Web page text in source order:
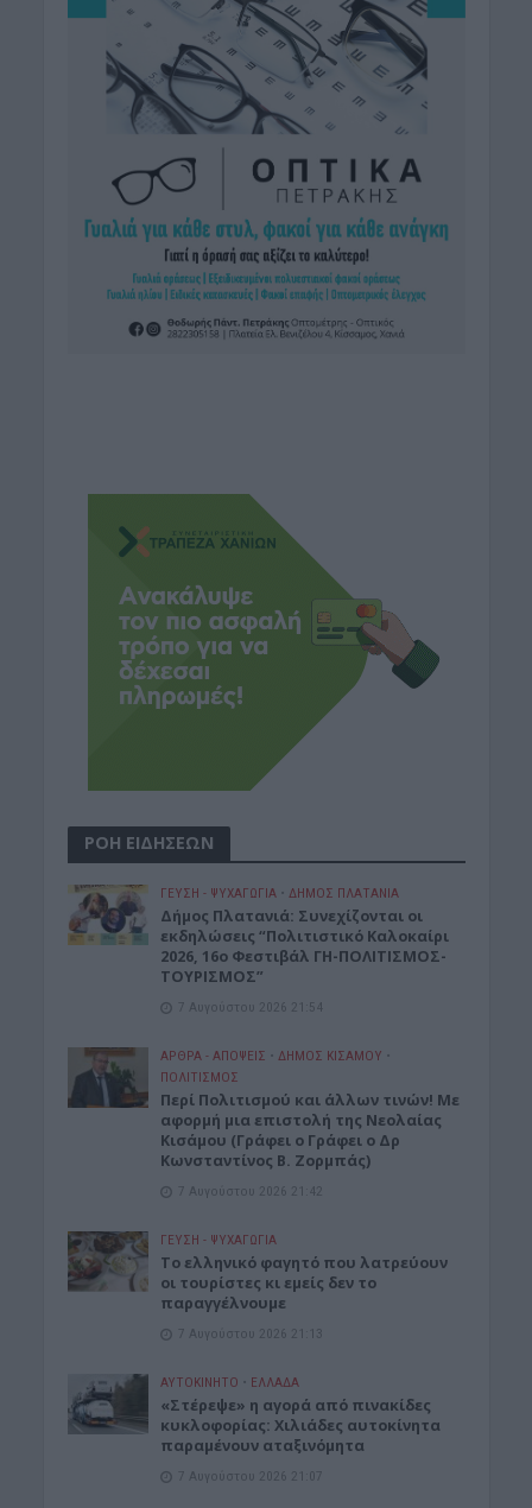
ΡΟΗ ΕΙΔΗΣΕΩΝ
ΓΕΎΣΗ - ΨΥΧΑΓΩΓΊΑ • ΔΉΜΟΣ ΠΛΑΤΑΝΙΆ
Δήμος Πλατανιά: Συνεχίζονται οι
εκδηλώσεις “Πολιτιστικό Καλοκαίρι
2026, 16ο Φεστιβάλ ΓΗ-ΠΟΛΙΤΙΣΜΟΣ-
ΤΟΥΡΙΣΜΟΣ”
7 Αυγούστου 2026 21:54
ΑΡΘΡΑ - ΑΠΟΨΕΙΣ • ΔΉΜΟΣ ΚΙΣΆΜΟΥ •
ΠΟΛΙΤΙΣΜΟΣ
Περί Πολιτισμού και άλλων τινών! Mε
αφορμή μια επιστολή της Νεολαίας
Κισάμου (Γράφει ο Γράφει ο Δρ
Κωνσταντίνος Β. Ζορμπάς)
7 Αυγούστου 2026 21:42
ΓΕΎΣΗ - ΨΥΧΑΓΩΓΊΑ
Το ελληνικό φαγητό που λατρεύουν
οι τουρίστες κι εμείς δεν το
παραγγέλνουμε
7 Αυγούστου 2026 21:13
ΑΥΤΟΚΙΝΗΤΟ • ΕΛΛΑΔΑ
«Στέρεψε» η αγορά από πινακίδες
κυκλοφορίας: Χιλιάδες αυτοκίνητα
παραμένουν αταξινόμητα
7 Αυγούστου 2026 21:07